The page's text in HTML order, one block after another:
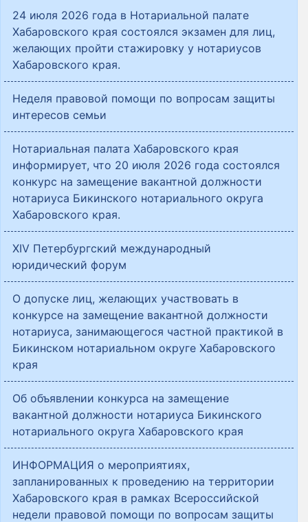
24 июля 2026 года в Нотариальной палате
Хабаровского края состоялся экзамен для лиц,
желающих пройти стажировку у нотариусов
Хабаровского края.
Неделя правовой помощи по вопросам защиты
интересов семьи
Нотариальная палата Хабаровского края
информирует, что 20 июля 2026 года состоялся
конкурс на замещение вакантной должности
нотариуса Бикинского нотариального округа
Хабаровского края.
XIV Петербургский международный
юридический форум
О допуске лиц, желающих участвовать в
конкурсе на замещение вакантной должности
нотариуса, занимающегося частной практикой в
Бикинском нотариальном округе Хабаровского
края
Об объявлении конкурса на замещение
вакантной должности нотариуса Бикинского
нотариального округа Хабаровского края
ИНФОРМАЦИЯ о мероприятиях,
запланированных к проведению на территории
Хабаровского края в рамках Всероссийской
недели правовой помощи по вопросам защиты